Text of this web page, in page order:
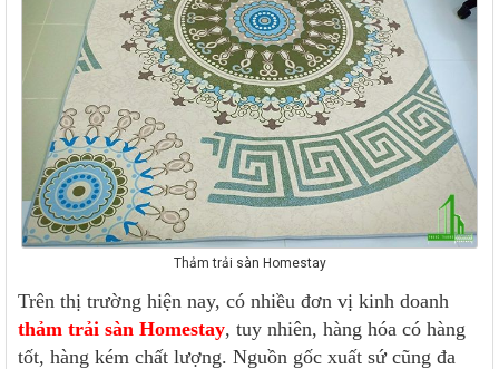
Thảm trải sàn Homestay
Trên thị trường hiện nay, có nhiều đơn vị kinh doanh
thảm trải sàn Homestay, tuy nhiên, hàng hóa có hàng
tốt, hàng kém chất lượng. Nguồn gốc xuất sứ cũng đa